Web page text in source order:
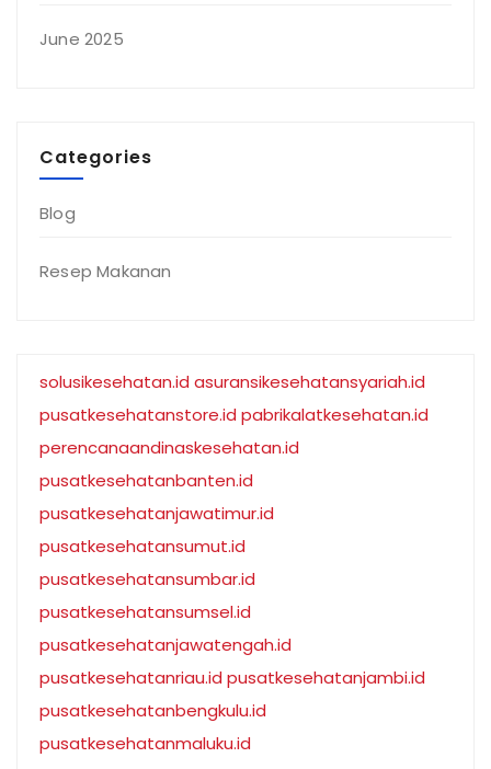
June 2025
Categories
Blog
Resep Makanan
solusikesehatan.id asuransikesehatansyariah.id
pusatkesehatanstore.id pabrikalatkesehatan.id
perencanaandinaskesehatan.id
pusatkesehatanbanten.id
pusatkesehatanjawatimur.id
pusatkesehatansumut.id
pusatkesehatansumbar.id
pusatkesehatansumsel.id
pusatkesehatanjawatengah.id
pusatkesehatanriau.id pusatkesehatanjambi.id
pusatkesehatanbengkulu.id
pusatkesehatanmaluku.id